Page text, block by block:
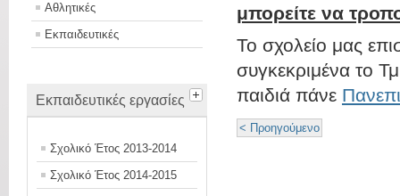
Αθλητικές
Εκπαιδευτικές
Εκπαιδευτικές εργασίες
Σχολικό Έτος 2013-2014
Σχολικό Έτος 2014-2015
μπορείτε να
Το σχολείο μας
συγκεκριμένα το
παιδιά πάνε
< Προηγούμενο